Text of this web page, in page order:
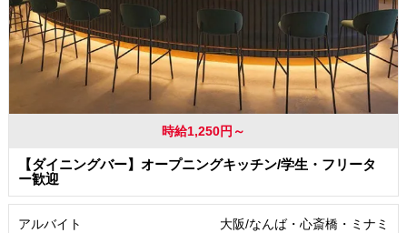
時給1,250円～
【ダイニングバー】オープニングキッチン/学生・フリータ
ー歓迎
アルバイト 大阪/なんば・心斎橋・ミナミ